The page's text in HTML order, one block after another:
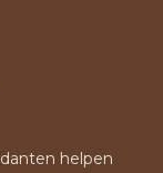
helpen